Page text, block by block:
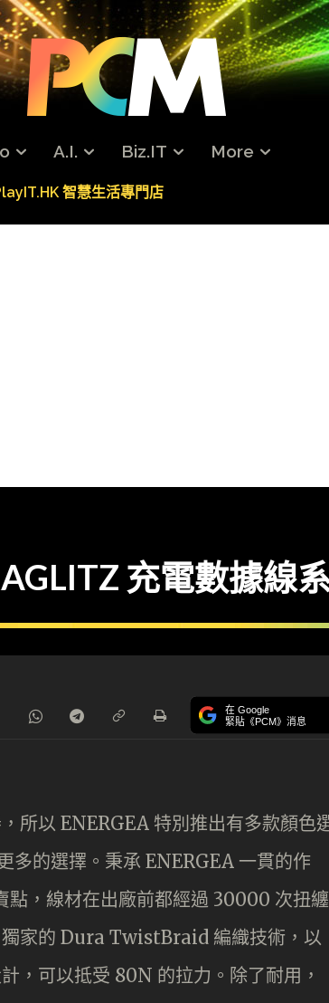
A.I. Biz.IT More
智慧生活專門店
充電數據線
在 Google
緊貼《PCM》消息
所以 ENERGEA 特別推出有多款顏色
的選擇。秉承 ENERGEA 一貫的作
，線材在出廠前都經過 30000 次扭纏
獨家的 Dura TwistBraid 編織技術，以
，可以抵受 80N 的拉力。除了耐用，